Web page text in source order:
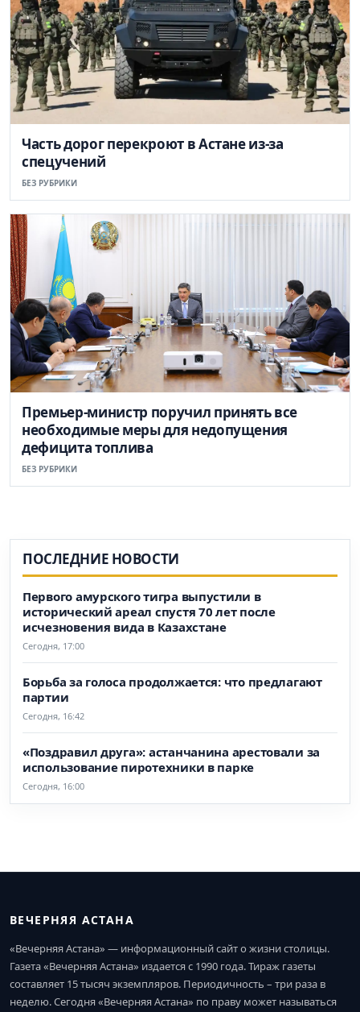
Часть дорог перекроют в Астане из-за
спецучений
БЕЗ РУБРИКИ
Премьер-министр поручил принять все
необходимые меры для недопущения
дефицита топлива
БЕЗ РУБРИКИ
ПОСЛЕДНИЕ НОВОСТИ
Первого амурского тигра выпустили в
исторический ареал спустя 70 лет после
исчезновения вида в Казахстане
Сегодня, 17:00
Борьба за голоса продолжается: что предлагают
партии
Сегодня, 16:42
«Поздравил друга»: астанчанина арестовали за
использование пиротехники в парке
Сегодня, 16:00
ВЕЧЕРНЯЯ АСТАНА
«Вечерняя Астана» — информационный сайт о жизни столицы.
Газета «Вечерняя Астана» издается с 1990 года. Тираж газеты
составляет 15 тысяч экземпляров. Периодичность – три раза в
неделю. Сегодня «Вечерняя Астана» по праву может называться